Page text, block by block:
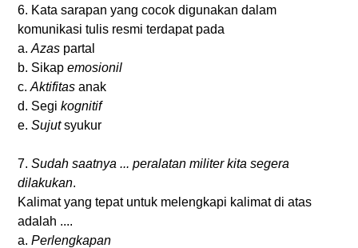
6. Kata sarapan yang cocok digunakan dalam
komunikasi tulis resmi terdapat pada
a. Azas partal
b. Sikap emosionil
c. Aktifitas anak
d. Segi kognitif
e. Sujutsyukur
7. Sudah saatnya ... peralatan militer kita segera
dilakukan.
Kalimat yang tepat untuk melengkapi kalimat di atas
adalah ....
a. Perlengkapan